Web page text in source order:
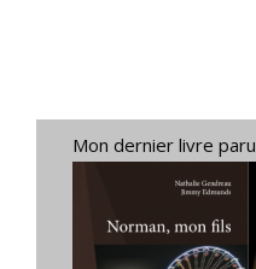
Mon dernier livre paru